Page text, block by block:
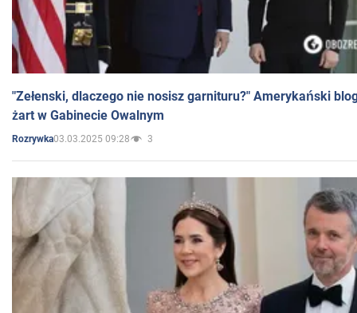
"Zełenski, dlaczego nie nosisz garnituru?" Amerykański
żart w Gabinecie Owalnym
Rozrywka03.03.2025 09:28 3